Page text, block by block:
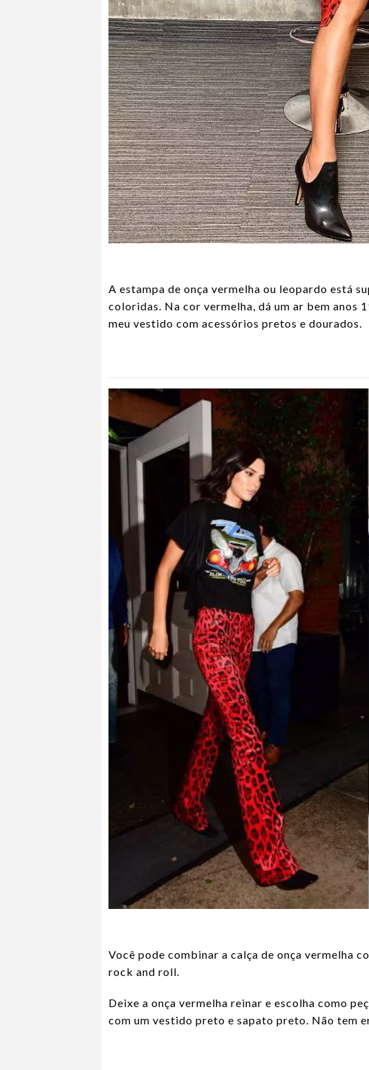
A estampa de onça vermelha ou leopardo está
coloridas. Na cor vermelha, dá um ar bem anos
meu vestido com acessórios pretos e dourados.
Você pode combinar a calça de onça vermelha
rock and roll.
Deixe a onça vermelha reinar e escolha como
com um vestido preto e sapato preto. Não tem